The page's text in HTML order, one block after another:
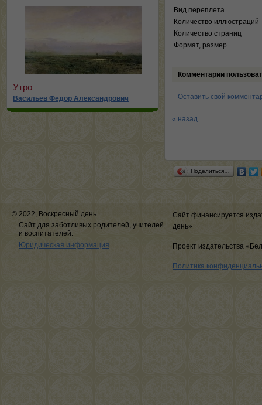
Утро
Васильев Федор Александрович
Вид переплета
Количество иллюстраций
Количество страниц
Формат, размер
Комментарии
Оставить свой
« назад
Поделиться…
© 2022, Воскресный день
Сайт для заботливых родителей, учителей
и воспитателей.
Юридическая информация
Сайт финансируется
день»
Проект издательства
Политика